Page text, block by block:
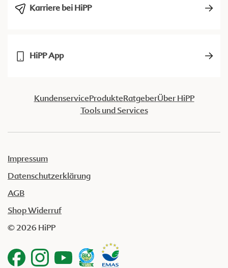
Karriere bei HiPP
HiPP App
KundenserviceProdukteRatgeberÜber HiPP
Tools und Services
Impressum
Datenschutzerklärung
AGB
Shop Widerruf
© 2026 HiPP